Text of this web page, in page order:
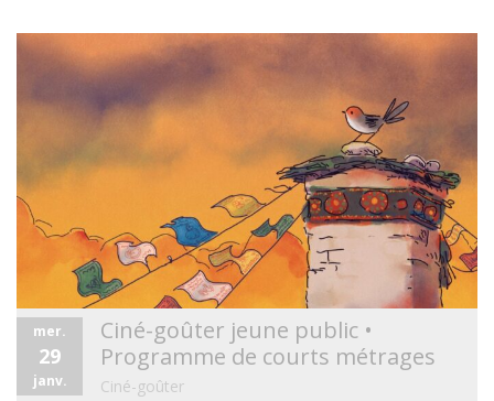
mer.
29
janv.
Ciné-goûter jeune public •
Programme de courts métrages
Ciné-goûter